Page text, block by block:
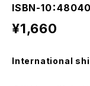
ISBN-10：
¥1,660
International